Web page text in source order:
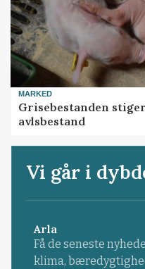
MARKED
Grisebestanden
avlsbestand
Vi går i
Arla
Få de seneste
klima,